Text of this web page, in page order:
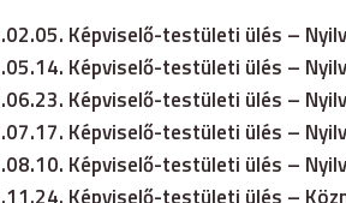
Képviselő-testületi ülés –
Képviselő-testületi ülés –
Képviselő-testületi ülés –
Képviselő-testületi ülés –
Képviselő-testületi ülés –